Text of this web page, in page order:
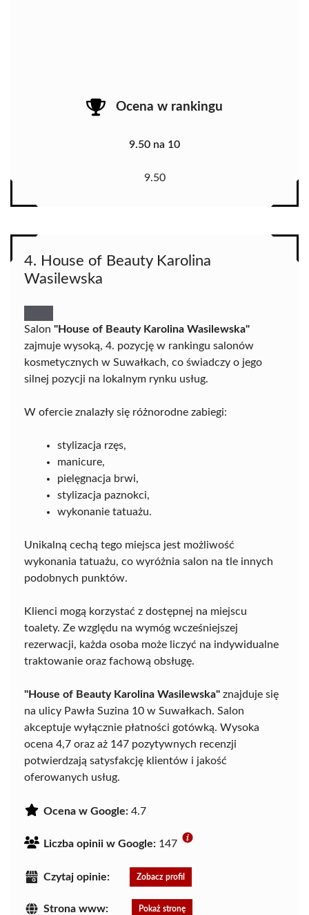
Ocena w rankingu
9.50 na 10
9.50
4. House of Beauty Karolina
Wasilewska
Salon "House of Beauty Karolina Wasilewska"
zajmuje wysoką, 4. pozycję w rankingu salonów
kosmetycznych w Suwałkach, co świadczy o jego
silnej pozycji na lokalnym rynku usług.
W ofercie znalazły się różnorodne zabiegi:
stylizacja rzęs,
manicure,
pielęgnacja brwi,
stylizacja paznokci,
wykonanie tatuażu.
Unikalną cechą tego miejsca jest możliwość
wykonania tatuażu, co wyróżnia salon na tle innych
podobnych punktów.
Klienci mogą korzystać z dostępnej na miejscu
toalety. Ze względu na wymóg wcześniejszej
rezerwacji, każda osoba może liczyć na indywidualne
traktowanie oraz fachową obsługę.
"House of Beauty Karolina Wasilewska" znajduje się
na ulicy Pawła Suzina 10 w Suwałkach. Salon
akceptuje wyłącznie płatności gotówką. Wysoka
ocena 4,7 oraz aż 147 pozytywnych recenzji
potwierdzają satysfakcję klientów i jakość
oferowanych usług.
Ocena w Google: 4.7
Liczba opinii w Google: 147
Czytaj opinie: Zobacz profil
Strona www: Pokaż stronę